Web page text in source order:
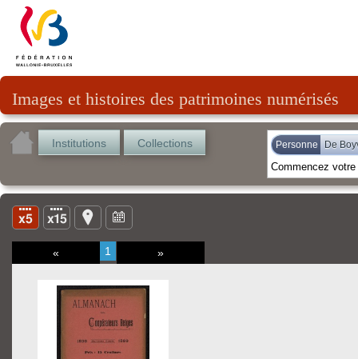
Images et histoires des patrimoines numérisés
Institutions Collections Personne De
« 1 »